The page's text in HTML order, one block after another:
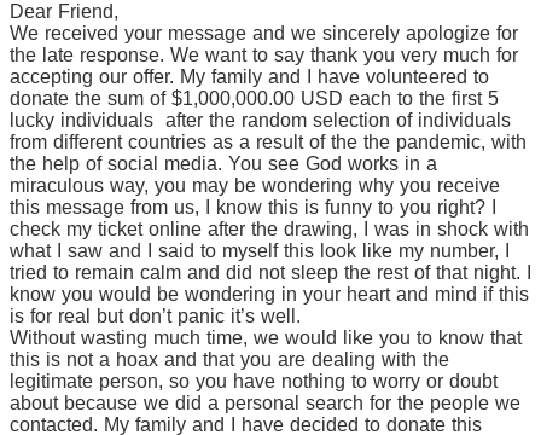
Dear Friend,
We received your message and we sincerely apologize for
the late response. We want to say thank you very much for
accepting our offer. My family and I have volunteered to
donate the sum of $1,000,000.00 USD each to the first 5
lucky individuals after the random selection of individuals
from different countries as a result of the the pandemic, with
the help of social media. You see God works in a
miraculous way, you may be wondering why you receive
this message from us, I know this is funny to you right? I
check my ticket online after the drawing, I was in shock with
what I saw and I said to myself this look like my number, I
tried to remain calm and did not sleep the rest of that night. I
know you would be wondering in your heart and mind if this
is for real but don’t panic it’s well.
Without wasting much time, we would like you to know that
this is not a hoax and that you are dealing with the
legitimate person, so you have nothing to worry or doubt
about because we did a personal search for the people we
contacted. My family and I have decided to donate this